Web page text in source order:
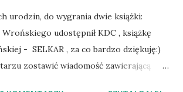
urodzin, do wygrania dwie książki:
udostępnił KDC , książkę
- SELKAR , za co bardzo dziękuję:)
zostawić wiadomość zawierającą